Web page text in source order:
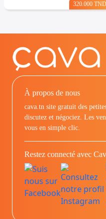
320.000 TND
À propos de nous
cava.tn site gratuit des
discutez et négociez. Les
vous en simple clic.
Restez connecté avec